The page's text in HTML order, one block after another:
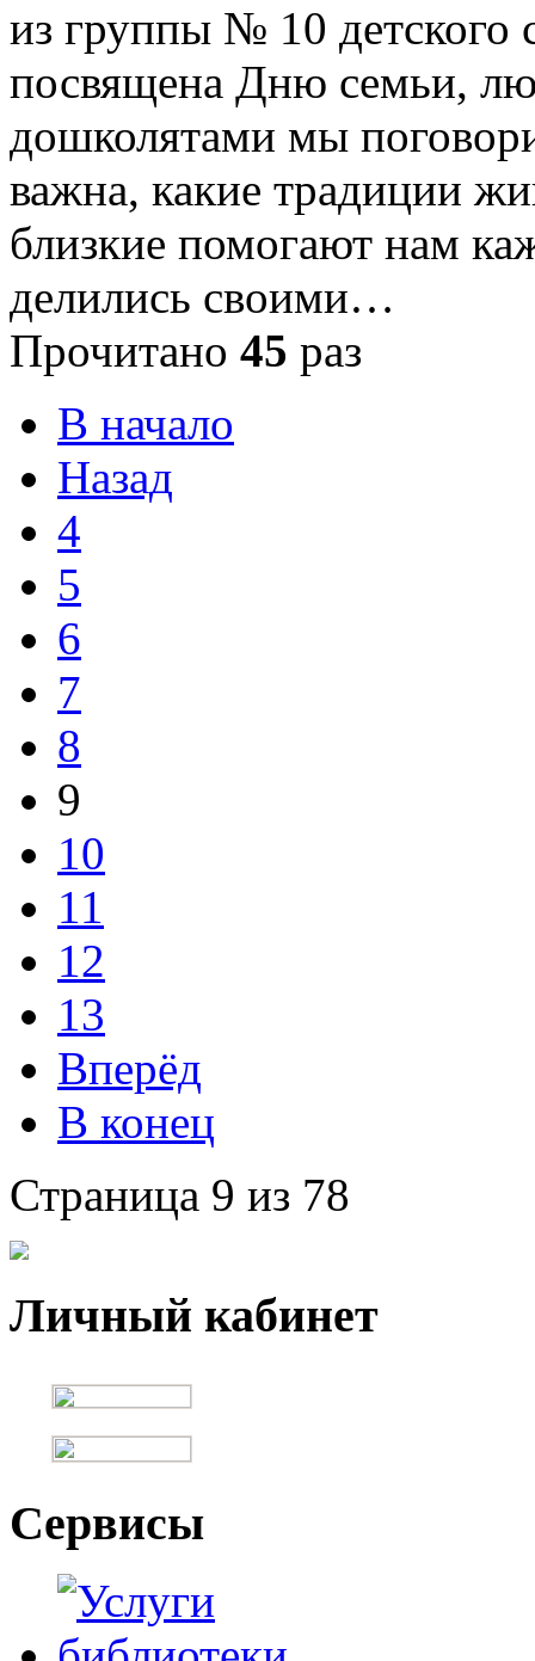
из группы № 10 детского
посвящена Дню семьи,
дошколятами мы
важна, какие традиции
близкие помогают нам
делились своими…
Прочитано 45 раз
В начало
Назад
4
5
6
7
8
9
10
11
12
13
Вперёд
В конец
Страница 9 из 78
Личный кабинет
Сервисы